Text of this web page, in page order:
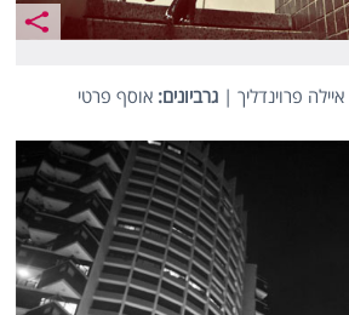
איילה פרוינדליך |גרביונים: אוסף פרטי